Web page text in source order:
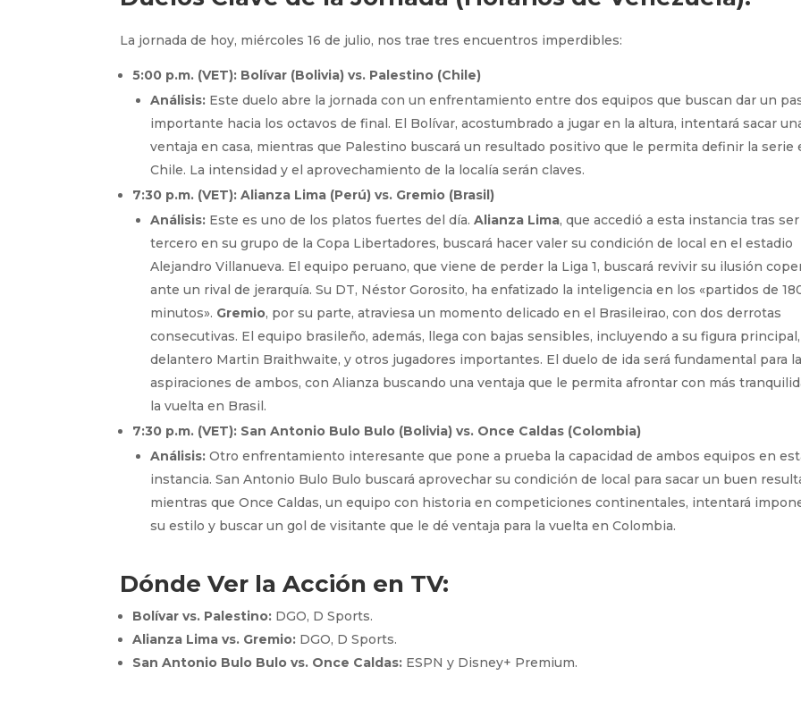
La jornada de hoy, miércoles 16 de julio, nos trae tres encuentros imperdibles:
5:00 p.m. (VET): Bolívar (Bolivia) vs. Palestino (Chile)
Análisis: Este duelo abre la jornada con un enfrentamiento entre dos equipos que buscan dar un
importante hacia los octavos de final. El Bolívar, acostumbrado a jugar en la altura, intentará sacar
ventaja en casa, mientras que Palestino buscará un resultado positivo que le permita definir la serie
Chile. La intensidad y el aprovechamiento de la localía serán claves.
7:30 p.m. (VET): Alianza Lima (Perú) vs. Gremio (Brasil)
Análisis: Este es uno de los platos fuertes del día.Alianza Lima, que accedió a esta instancia tras ser
tercero en su grupo de la Copa Libertadores, buscará hacer valer su condición de local en el estadio
Alejandro Villanueva. El equipo peruano, que viene de perder la Liga 1, buscará revivir su ilusión
ante un rival de jerarquía. Su DT, Néstor Gorosito, ha enfatizado la inteligencia en los «partidos de
minutos». Gremio, por su parte, atraviesa un momento delicado en el Brasileirao, con dos derrotas
consecutivas. El equipo brasileño, además, llega con bajas sensibles, incluyendo a su figura
delantero Martin Braithwaite, y otros jugadores importantes. El duelo de ida será fundamental para
aspiraciones de ambos, con Alianza buscando una ventaja que le permita afrontar con más
la vuelta en Brasil.
7:30 p.m. (VET): San Antonio Bulo Bulo (Bolivia) vs. Once Caldas (Colombia)
Análisis: Otro enfrentamiento interesante que pone a prueba la capacidad de ambos equipos en
instancia. San Antonio Bulo Bulo buscará aprovechar su condición de local para sacar un buen
mientras que Once Caldas, un equipo con historia en competiciones continentales, intentará
su estilo y buscar un gol de visitante que le dé ventaja para la vuelta en Colombia.
Dónde Ver la Acción en TV:
Bolívar vs. Palestino: DGO, D Sports.
Alianza Lima vs. Gremio: DGO, D Sports.
San Antonio Bulo Bulo vs. Once Caldas: ESPN y Disney+ Premium.